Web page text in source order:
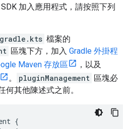
加入應用程式，請按照下列
檔案的
區塊下方，加入 Gradle 外掛程
Maven 存放區
，以及
。 pluginManagement 區塊必
何其他陳述式之前。
{